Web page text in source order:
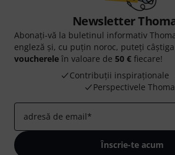
Newsletter
Abonați-vă la buletinul informativ
engleză și, cu puțin noroc, puteți
voucherele în valoare de 50 € fiecare!
Contribuții inspiraționale
Perspectivele
adresă de email*
Înscrie-te acum